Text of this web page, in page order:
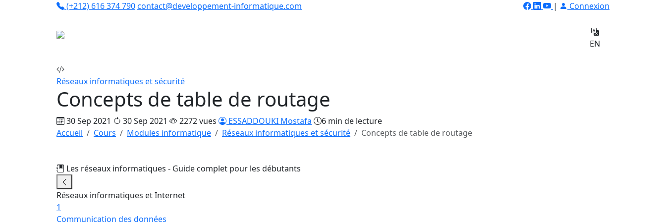
(+212) 616 374 790contact@developpement-informatique.com |
Connexion
EN
Réseaux informatiques et sécurité
Concepts de table de routage
30 Sep 2021 30 Sep 2021 2272 vues ESSADDOUKI Mostafa
6 min de lecture
Accueil
Cours Modules informatique Réseaux informatiques et sécurité Concepts de table de routage
Les réseaux informatiques - Guide complet pour les débutants
Réseaux informatiques et Internet
1
Communication des données